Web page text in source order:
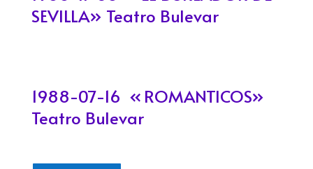
SEVILLA​» Teatro Bulevar
1988-07-16 « ROMANTICOS»
Teatro Bulevar